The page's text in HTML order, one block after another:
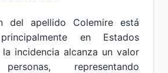
del apellido Colemire está
en Estados
incidencia alcanza un valor
representando